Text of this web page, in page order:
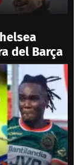
del Barça